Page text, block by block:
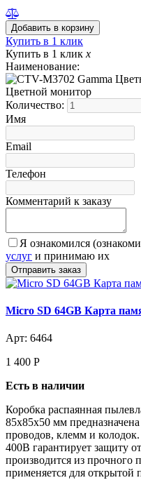
Купить в 1 клик
Купить в 1 клик x
Наименование:
Цветной монитор
Количество:
Имя
Email
Телефон
Комментарий к заказу
Я ознакомился
услуг и принимаю их
Micro SD 64GB Карта
Арт: 6464
1 400 Р
Есть в наличии
Коробка распаянная
85х85х50 мм
проводов, клемм и
400В гарантирует защиту
производится из прочного
применяется для открытой